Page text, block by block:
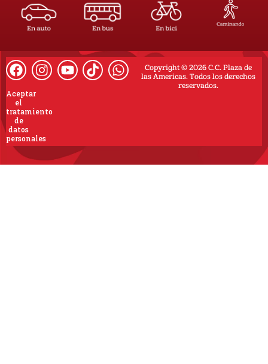
Copyright © 2026 C.C. Plaza de
las Americas. Todos los derechos
reservados.
Aceptar
el
tratamiento
de
datos
personales